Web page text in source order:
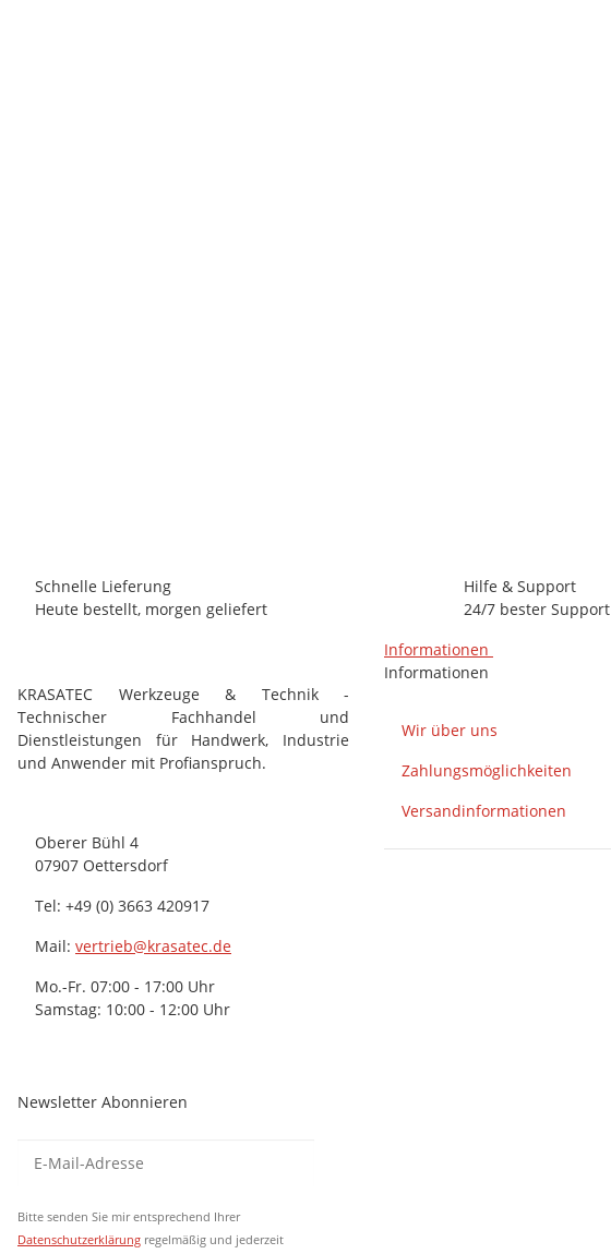
Schnelle Lieferung
Heute bestellt, morgen geliefert
Hilfe & Support
24/7 bester Support
KRASATEC Werkzeuge & Technik -
Technischer Fachhandel und
Dienstleistungen für Handwerk, Industrie
und Anwender mit Profianspruch.
Oberer Bühl 4
07907 Oettersdorf
Tel: +49 (0) 3663 420917
Mail: vertrieb@krasatec.de
Mo.-Fr. 07:00 - 17:00 Uhr
Samstag: 10:00 - 12:00 Uhr
Informationen
Informationen
Wir über uns
Zahlungsmöglichkeiten
Versandinformationen
Newsletter Abonnieren
Newsletter Abonnieren
Bitte senden Sie mir entsprechend Ihrer
Datenschutzerklärung regelmäßig und jederzeit